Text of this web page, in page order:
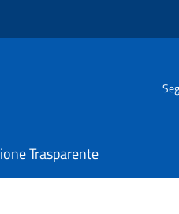
Trasparente